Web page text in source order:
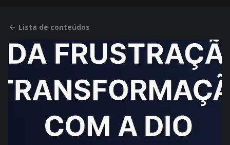
Lista de conteúdos